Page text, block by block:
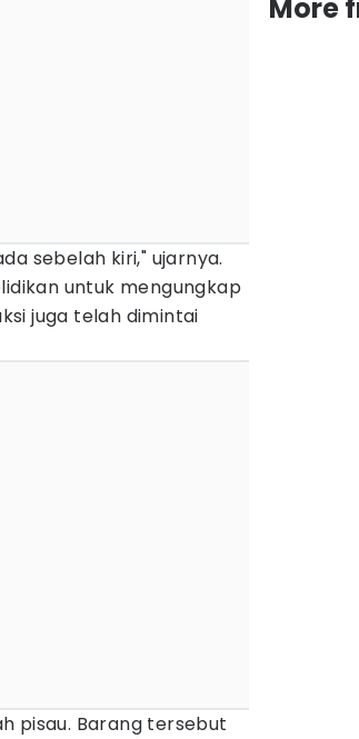
sebelah kiri," ujarnya.
untuk mengungkap
juga telah dimintai
pisau. Barang tersebut
More